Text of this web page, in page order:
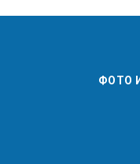
ФОТО